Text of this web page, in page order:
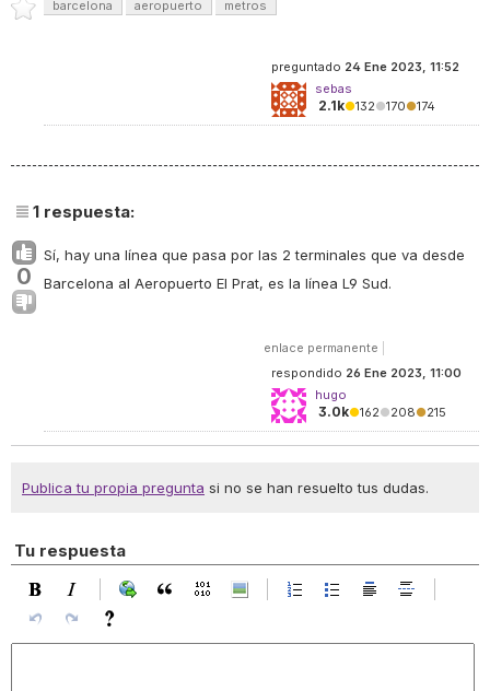
barcelona aeropuerto metros
preguntado 24 Ene 2023, 11:52
sebas
2.1k●132●170●174
1 respuesta:
0
Sí, hay una línea que pasa por las 2 terminales que va desde
Barcelona al Aeropuerto El Prat, es la línea L9 Sud.
enlace permanente
respondido 26 Ene 2023, 11:00
hugo
3.0k●162●208●215
Publica tu propia pregunta si no se han resuelto tus dudas.
Tu respuesta